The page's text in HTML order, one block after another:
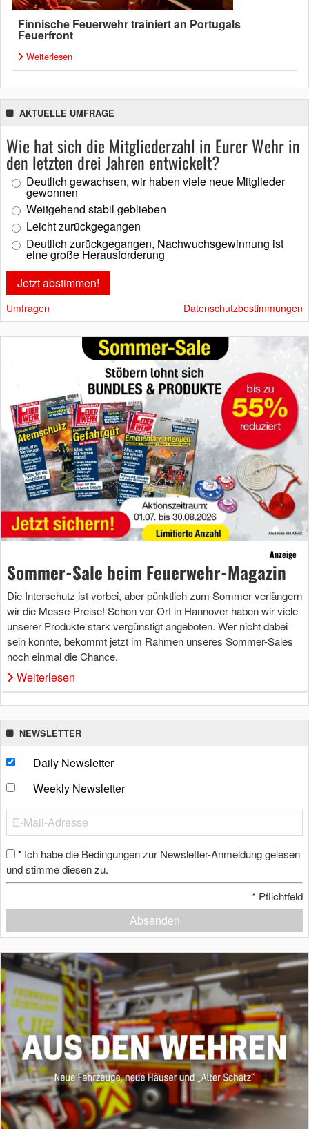
Finnische Feuerwehr trainiert an Portugals
Feuerfront
Weiterlesen
AKTUELLE UMFRAGE
Wie hat sich die Mitgliederzahl in Eurer Wehr in
den letzten drei Jahren entwickelt?
Deutlich gewachsen, wir haben viele neue Mitglieder
gewonnen
Weitgehend stabil geblieben
Leicht zurückgegangen
Deutlich zurückgegangen, Nachwuchsgewinnung ist
eine große Herausforderung
Umfragen Datenschutzbestimmungen
Anzeige
Sommer-Sale beim Feuerwehr-Magazin
Die Interschutz ist vorbei, aber pünktlich zum Sommer verlängern
wir die Messe-Preise! Schon vor Ort in Hannover haben wir viele
unserer Produkte stark vergünstigt angeboten. Wer nicht dabei
sein konnte, bekommt jetzt im Rahmen unseres Sommer-Sales
noch einmal die Chance.
Weiterlesen
NEWSLETTER
Daily Newsletter
Weekly Newsletter
* Ich habe die Bedingungen zur Newsletter-Anmeldung gelesen
und stimme diesen zu.
* Pflichtfeld
Absenden